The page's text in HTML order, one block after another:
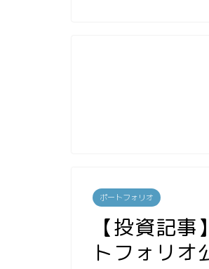
ポートフォリオ
【投資記
トフォリオ